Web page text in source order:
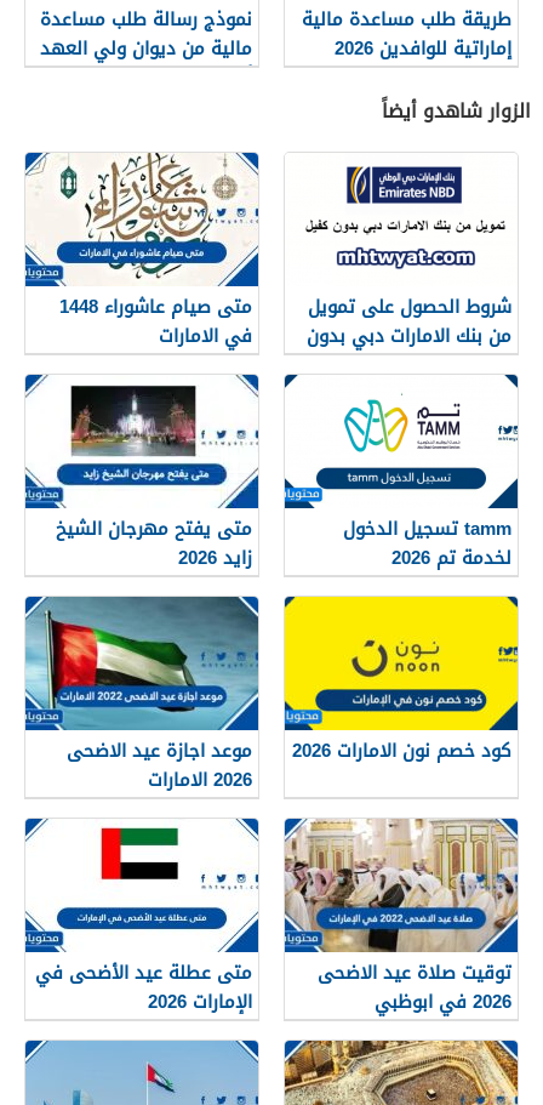
طريقة طلب مساعدة مالية
إماراتية للوافدين 2026
نموذج رسالة طلب مساعدة
مالية من ديوان ولي العهد
أبوظبي
الزوار شاهدو أيضاً
شروط الحصول على تمويل
من بنك الامارات دبي بدون
كفيل 1448
متى صيام عاشوراء 1448
في الامارات
tamm تسجيل الدخول
لخدمة تم 2026
متى يفتح مهرجان الشيخ
زايد 2026
كود خصم نون الامارات 2026
موعد اجازة عيد الاضحى
2026 الامارات
توقيت صلاة عيد الاضحى
2026 في ابوظبي
متى عطلة عيد الأضحى في
الإمارات 2026